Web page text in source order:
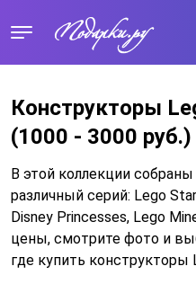
Конструкторы
(1000 - 3000 руб.)
В этой коллекции
различный серий: Lego
Disney Princesses, Lego
цены, смотрите фото и
где купить конструкторы